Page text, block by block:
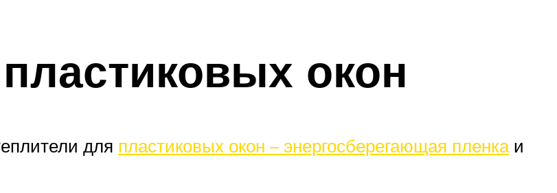
окон
для пластиковых окон – энергосберегающая пленкаи